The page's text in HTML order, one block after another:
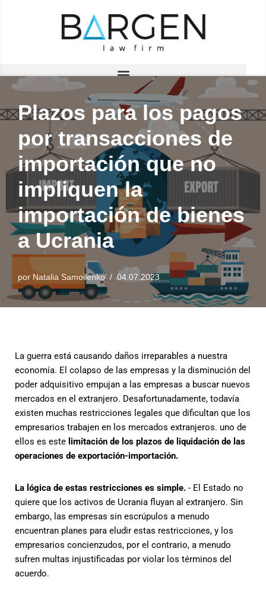
Plazos para los pagos
por transacciones de
importación que no
impliquen la
importación de bienes
a Ucrania
por Natalia Samoilenko 04.07.2023
La guerra está causando daños irreparables a nuestra
economía. El colapso de las empresas y la disminución del
poder adquisitivo empujan a las empresas a buscar nuevos
mercados en el extranjero. Desafortunadamente, todavía
existen muchas restricciones legales que dificultan que los
empresarios trabajen en los mercados extranjeros. uno de
ellos es este limitación de los plazos de liquidación de las
operaciones de exportación-importación.
La lógica de estas restricciones es simple. - El Estado no
quiere que los activos de Ucrania fluyan al extranjero. Sin
embargo, las empresas sin escrúpulos a menudo
encuentran planes para eludir estas restricciones, y los
empresarios concienzudos, por el contrario, a menudo
sufren multas injustificadas por violar los términos del
acuerdo.